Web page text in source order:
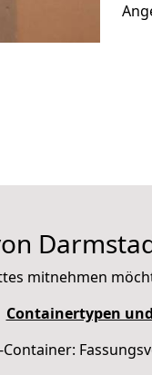
mitnehmen
Containertypen